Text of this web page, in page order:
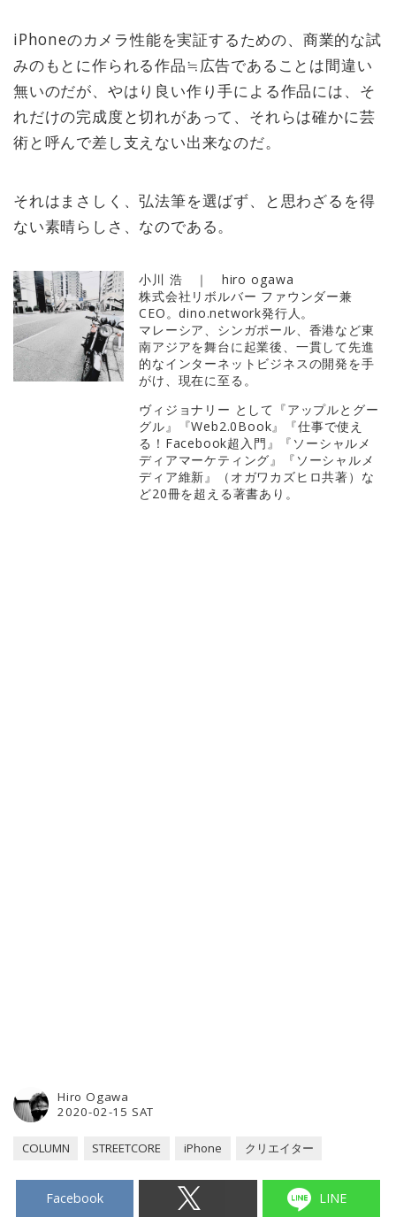
iPhoneのカメラ性能を実証するための、商業的な試
みのもとに作られる作品≒広告であることは間違い
無いのだが、やはり良い作り手による作品には、そ
れだけの完成度と切れがあって、それらは確かに芸
術と呼んで差し支えない出来なのだ。
それはまさしく、弘法筆を選ばず、と思わざるを得
ない素晴らしさ、なのである。
小川 浩 ｜ hiro ogawa
株式会社リボルバー ファウンダー兼
CEO。dino.network発行人。
マレーシア、シンガポール、香港など東
南アジアを舞台に起業後、一貫して先進
的なインターネットビジネスの開発を手
がけ、現在に至る。
ヴィジョナリー として『アップルとグー
グル』『Web2.0Book』『仕事で使え
る！Facebook超入門』『ソーシャルメ
ディアマーケティング』『ソーシャルメ
ディア維新』（オガワカズヒロ共著）な
ど20冊を超える著書あり。
2020-02-15 SAT
Hiro Ogawa
COLUMN STREETCORE iPhone クリエイター
Facebook LINE